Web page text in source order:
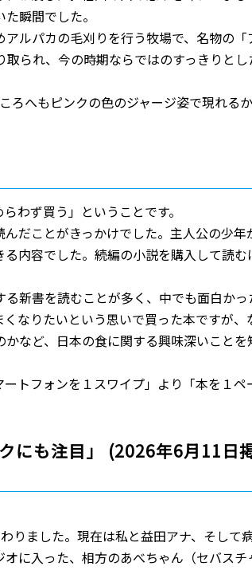
瞬間でした。
ルパカの毛刈りを行う牧場で、名物の「
られ、今の時期ならではのすっきりとし
ろへもピンクの色のジャージ姿で現れるか
わず買う」ということです。
だことがきっかけでした。主人公の少年
内容でした。続編の小説を購入して読む
新書を読むことが多く、中でも面白かっ
なりたいという思いで買った本ですが、
など、日本の食に関する興味深いことを
トフォンを１スワイプ」より「本を１ペ
にも注目」 (2026年6月11日
りました。現在は私と益田アナ、そして
に入った、相方のあべちゃん（セバスチ